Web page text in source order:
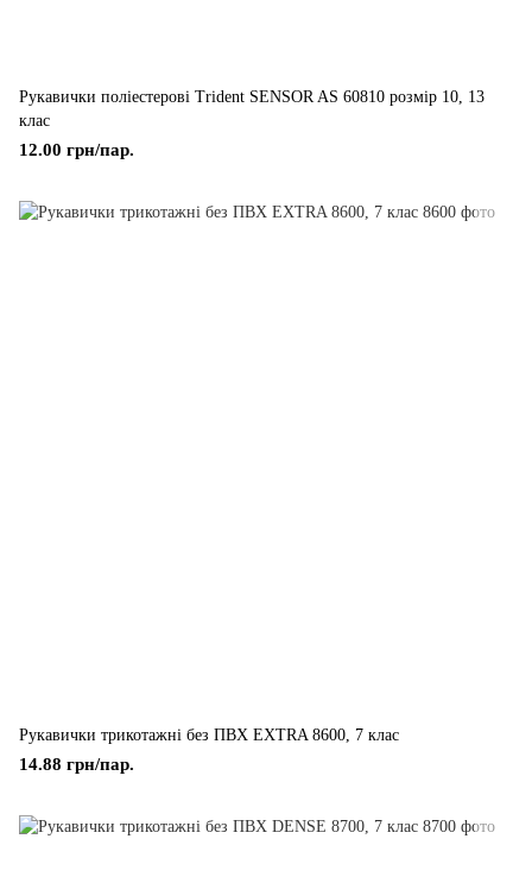
Рукавички поліестерові Trident SENSOR AS 60810 розмір 10, 13
клас
12.00 грн/пар.
Рукавички трикотажні без ПВХ EXTRA 8600, 7 клас
14.88 грн/пар.